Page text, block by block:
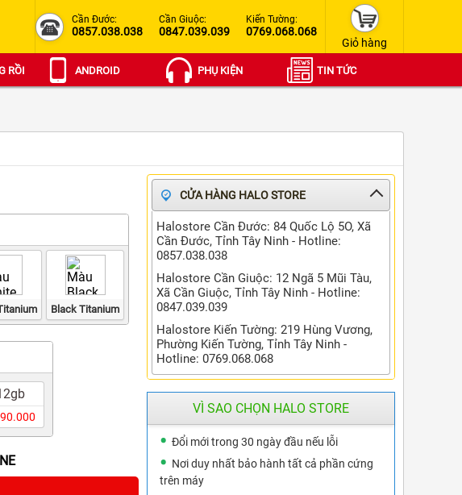
Cần Đước:
0857.038.038
Cần Giuộc:
0847.039.039
Kiến Tường:
0769.068.068
Giỏ hàng
RỒI ANDROID PHỤ KIỆN TIN TỨC
Black Titanium
CỬA HÀNG HALO STORE
Halostore Cần Đước: 84 Quốc Lộ 5O, Xã
Cần Đước, Tỉnh Tây Ninh - Hotline:
0857.038.038
Halostore Cần Giuộc: 12 Ngã 5 Mũi Tàu,
Xã Cần Giuộc, Tỉnh Tây Ninh - Hotline:
0847.039.039
Halostore Kiến Tường: 219 Hùng Vương,
Phường Kiến Tường, Tỉnh Tây Ninh -
Hotline: 0769.068.068
VÌ SAO CHỌN HALO STORE
Đổi mới trong 30 ngày đầu nếu lỗi
Nơi duy nhất bảo hành tất cả phần cứng
trên máy